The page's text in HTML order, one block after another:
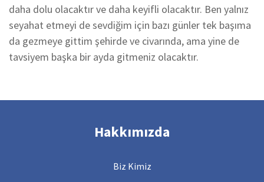
daha dolu olacaktır ve daha keyifli olacaktır. Ben yalnız
seyahat etmeyi de sevdiğim için bazı günler tek başıma
da gezmeye gittim şehirde ve civarında, ama yine de
tavsiyem başka bir ayda gitmeniz olacaktır.
Hakkımızda
Biz Kimiz